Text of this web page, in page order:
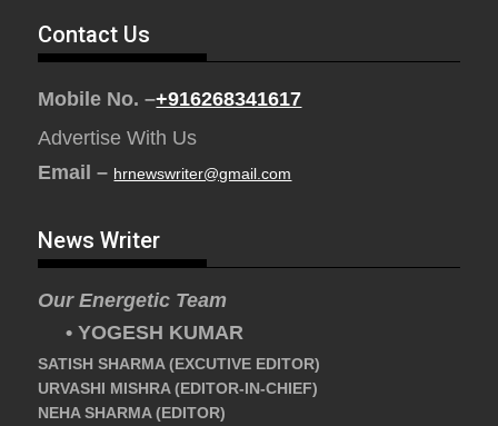
Contact Us
Mobile No. –+916268341617
Advertise With Us
Email – hrnewswriter@gmail.com
News Writer
Our Energetic Team
• YOGESH KUMAR
SATISH SHARMA (EXCUTIVE EDITOR)
URVASHI MISHRA (EDITOR-IN-CHIEF)
NEHA SHARMA (EDITOR)